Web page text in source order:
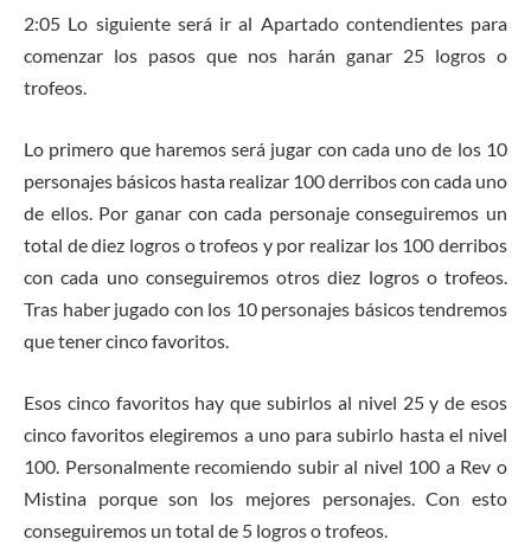
2:05 Lo siguiente será ir al Apartado contendientes para
comenzar los pasos que nos harán ganar 25 logros o
trofeos.
Lo primero que haremos será jugar con cada uno de los 10
personajes básicos hasta realizar 100 derribos con cada uno
de ellos. Por ganar con cada personaje conseguiremos un
total de diez logros o trofeos y por realizar los 100 derribos
con cada uno conseguiremos otros diez logros o trofeos.
Tras haber jugado con los 10 personajes básicos tendremos
que tener cinco favoritos.
Esos cinco favoritos hay que subirlos al nivel 25 y de esos
cinco favoritos elegiremos a uno para subirlo hasta el nivel
100. Personalmente recomiendo subir al nivel 100 a Rev o
Mistina porque son los mejores personajes. Con esto
conseguiremos un total de 5 logros o trofeos.